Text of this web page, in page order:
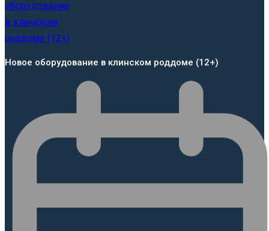
Новое оборудование в клинском роддоме (12+)